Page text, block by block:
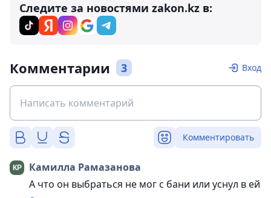
Следите за новостями zakon.kz в:
Комментарии 3 Вход
Комментировать
Камилла Рамазанова
А что он выбраться не мог с бани или уснул в ей